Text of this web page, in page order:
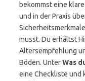
bekommst eine
und in der Praxis
musst. Du erhältst
Altersempfehlung
Böden. UnterWas
eine Checkliste und